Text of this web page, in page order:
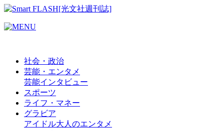
社会・政治
芸能・エンタメ
芸能インタビュー
スポーツ
ライフ・マネー
グラビア
アイドル大人のエンタメ